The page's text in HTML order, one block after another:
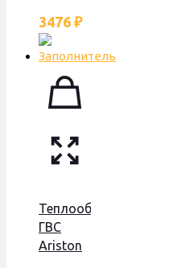
3476 ₽
Теплообменник
ГВС
Ariston